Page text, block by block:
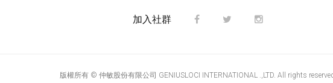
加入社群
版權所有 © 仲敏股份有限公司 GENIUSLOCI INTERNATIONAL .,LTD. All rights